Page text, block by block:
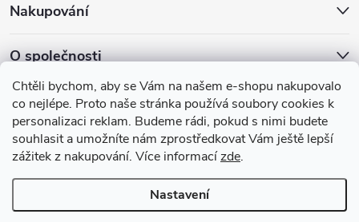
Chtěli bychom, aby se Vám na našem e-shopu nakupovalo
co nejlépe. Proto naše stránka používá soubory cookies k
personalizaci reklam. Budeme rádi, pokud s nimi budete
souhlasit a umožníte nám zprostředkovat Vám ještě lepší
zážitek z nakupování. Více informacízde.
Nastavení
Nakupování
O společnosti
Facebook
Užitečné informace